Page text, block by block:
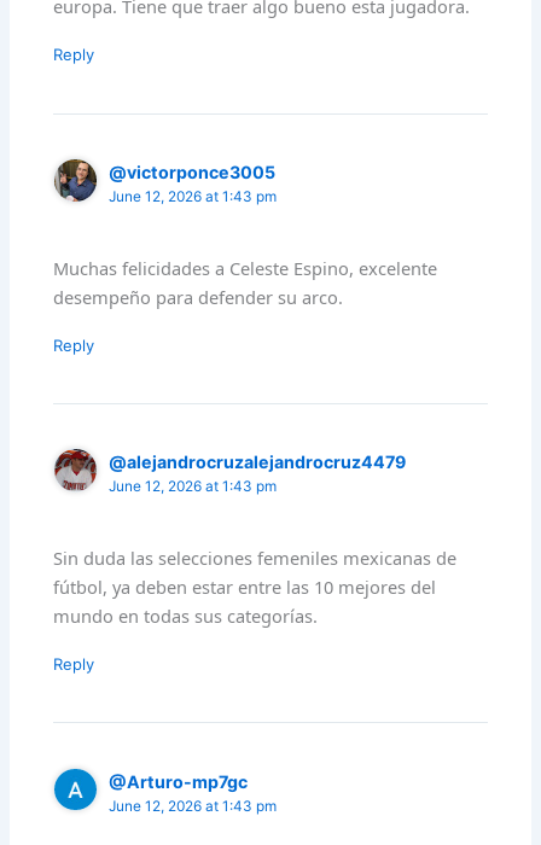
europa. Tiene que traer algo bueno esta jugadora.
Reply
@victorponce3005
June 12, 2026 at 1:43 pm
Muchas felicidades a Celeste Espino, excelente
desempeño para defender su arco.
Reply
@alejandrocruzalejandrocruz4479
June 12, 2026 at 1:43 pm
Sin duda las selecciones femeniles mexicanas de
fútbol, ya deben estar entre las 10 mejores del
mundo en todas sus categorías.
Reply
@Arturo-mp7gc
June 12, 2026 at 1:43 pm